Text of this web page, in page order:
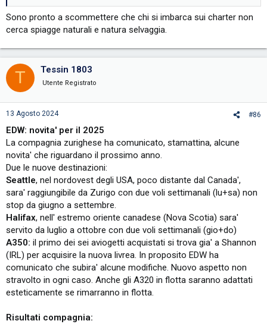
Sono pronto a scommettere che chi si imbarca sui charter non
cerca spiagge naturali e natura selvaggia.
T Tessin 1803
Utente Registrato
13 Agosto 2024 #86
EDW: novita' per il 2025
La compagnia zurighese ha comunicato, stamattina, alcune
novita' che riguardano il prossimo anno.
Due le nuove destinazioni:
Seattle, nel nordovest degli USA, poco distante dal Canada',
sara' raggiungibile da Zurigo con due voli settimanali (lu+sa) non
stop da giugno a settembre.
Halifax, nell' estremo oriente canadese (Nova Scotia) sara'
servito da luglio a ottobre con due voli settimanali (gio+do)
A350: il primo dei sei aviogetti acquistati si trova gia' a Shannon
(IRL) per acquisire la nuova livrea. In proposito EDW ha
comunicato che subira' alcune modifiche. Nuovo aspetto non
stravolto in ogni caso. Anche gli A320 in flotta saranno adattati
esteticamente se rimarranno in flotta.
Risultati compagnia: